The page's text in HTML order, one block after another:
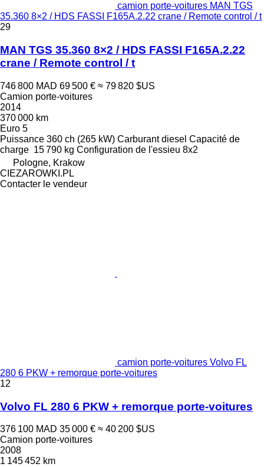
camion porte-voitures MAN TGS
35.360 8×2 / HDS FASSI F165A.2.22 crane / Remote control / t
29
MAN TGS 35.360 8×2 / HDS FASSI F165A.2.22
crane / Remote control / t
746 800 MAD 69 500 € ≈ 79 820 $US
Camion porte-voitures
2014
370 000 km
Euro 5
Puissance 360 ch (265 kW) Carburant diesel Capacité de
charge 15 790 kg Configuration de l'essieu 8x2
Pologne, Krakow
CIEZAROWKI.PL
Contacter le vendeur
camion porte-voitures Volvo FL
280 6 PKW + remorque porte-voitures
12
Volvo FL 280 6 PKW + remorque porte-voitures
376 100 MAD 35 000 € ≈ 40 200 $US
Camion porte-voitures
2008
1 145 452 km